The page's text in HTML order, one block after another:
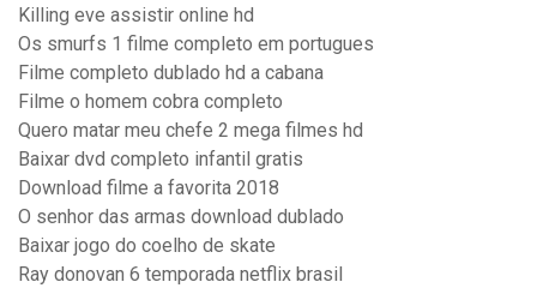
Killing eve assistir online hd
Os smurfs 1 filme completo em portugues
Filme completo dublado hd a cabana
Filme o homem cobra completo
Quero matar meu chefe 2 mega filmes hd
Baixar dvd completo infantil gratis
Download filme a favorita 2018
O senhor das armas download dublado
Baixar jogo do coelho de skate
Ray donovan 6 temporada netflix brasil